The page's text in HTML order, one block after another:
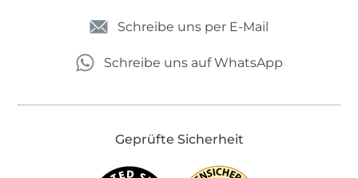
Schreibe uns per E-Mail
Schreibe uns auf WhatsApp
Geprüfte Sicherheit